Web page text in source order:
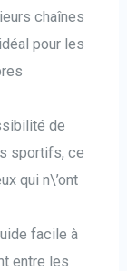
chaînes
pour les
de
sportifs, ce
qui n\’ont
facile à
entre les